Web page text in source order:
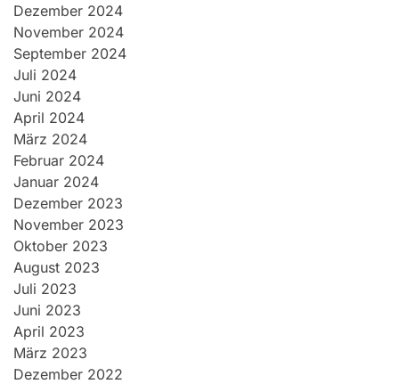
Dezember 2024
November 2024
September 2024
Juli 2024
Juni 2024
April 2024
März 2024
Februar 2024
Januar 2024
Dezember 2023
November 2023
Oktober 2023
August 2023
Juli 2023
Juni 2023
April 2023
März 2023
Dezember 2022